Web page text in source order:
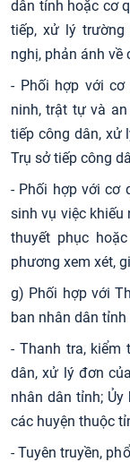
dân tỉnh hoặc cơ
tiếp, xử lý trường
nghị, phản ánh về
- Phối hợp với
ninh, trật tự và
tiếp công dân, xử
Trụ sở tiếp công
- Phối hợp với cơ
sinh vụ việc khiếu
thuyết phục
phương xem xét,
g) Phối hợp với
ban nhân dân tỉnh
- Thanh tra, kiểm
dân, xử lý đơn
nhân dân tỉnh;
các huyện thuộc
- Tuyên truyền,